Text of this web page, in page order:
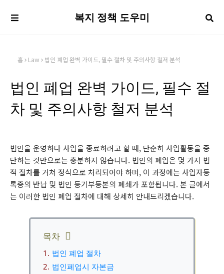
복지 정책 도우미
홈 Law 법인 폐업 완벽 가이드, 필수 절차 및 주의사항 철저 분석
법인 폐업 완벽 가이드, 필수 절
차 및 주의사항 철저 분석
법인을 운영하다 사업을 종료하려고 할 때, 단순히 사업활동을 중
단하는 것만으로는 충분하지 않습니다. 법인의 폐업은 몇 가지 법
적 절차를 거쳐 정식으로 처리되어야 하며, 이 과정에는 사업자등
록증의 반납 및 법인 등기부등본의 폐쇄가 포함됩니다. 본 글에서
는 이러한 법인 폐업 절차에 대해 상세히 안내드리겠습니다.
목차
법인 폐업 절차
법인폐업시 자본금